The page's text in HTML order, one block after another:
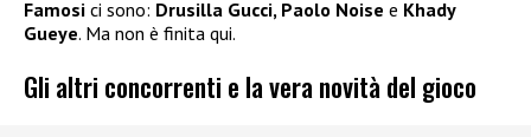
Famosi ci sono: Drusilla Gucci, Paolo Noise e Khady
Gueye. Ma non è finita qui.
Gli altri concorrenti e la vera novità del gioco